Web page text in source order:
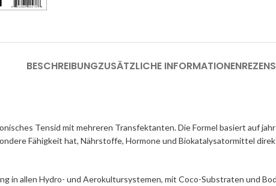
BESCHREIBUNGZUSÄTZLICHE INFORMATIONEN
Tensid mit mehreren Transfektanten. Die Formel basiert auf
Fähigkeit hat, Nährstoffe, Hormone und Biokatalysatormittel
in allen Hydro- und Aerokultursystemen, mit Coco-Substraten und